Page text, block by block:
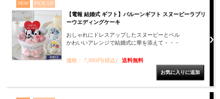
NEW PICK UP
【電報 結婚式 ギフト】バルーンギフト スヌーピーラブリ
ーウエディングケーキ
おしゃれにドレスアップしたスヌーピーとベル
かわいいアレンジで結婚式に華を添えて・・・
価格： 7,980円(税込) 送料無料